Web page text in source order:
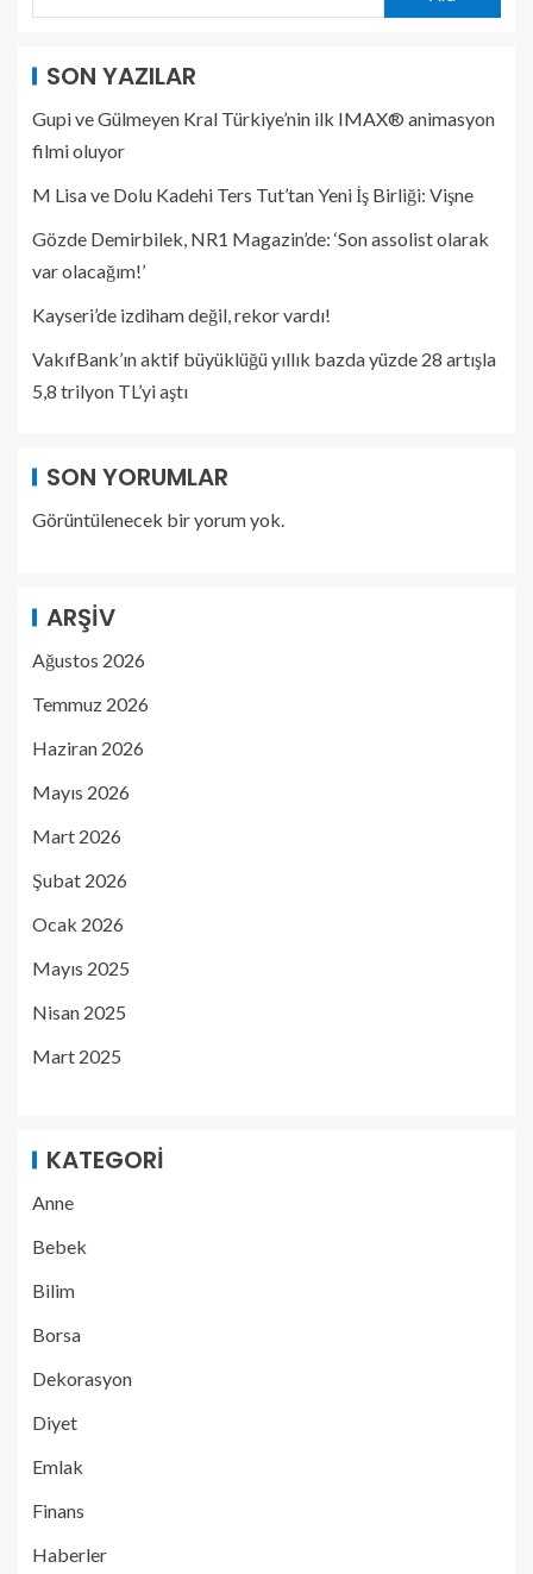
SON YAZILAR
Gupi ve Gülmeyen Kral Türkiye’nin ilk IMAX® animasyon
filmi oluyor
M Lisa ve Dolu Kadehi Ters Tut’tan Yeni İş Birliği: Vişne
Gözde Demirbilek, NR1 Magazin’de: ‘Son assolist olarak
var olacağım!’
Kayseri’de izdiham değil, rekor vardı!
VakıfBank’ın aktif büyüklüğü yıllık bazda yüzde 28 artışla
5,8 trilyon TL’yi aştı
SON YORUMLAR
Görüntülenecek bir yorum yok.
ARŞIV
Ağustos 2026
Temmuz 2026
Haziran 2026
Mayıs 2026
Mart 2026
Şubat 2026
Ocak 2026
Mayıs 2025
Nisan 2025
Mart 2025
KATEGORI
Anne
Bebek
Bilim
Borsa
Dekorasyon
Diyet
Emlak
Finans
Haberler